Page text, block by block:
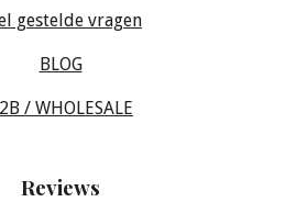
gestelde vragen
BLOG
/ WHOLESALE
Reviews